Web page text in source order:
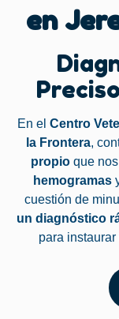
en
En el Centro
la Frontera,
propioque nos
hemogramas
cuestión de
un diagnóstico
para